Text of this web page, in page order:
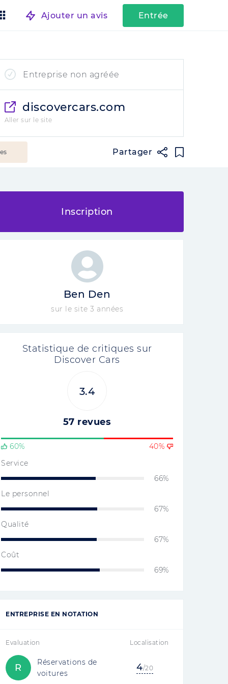
Ajouter un avis Entrée
Entreprise non agréée
discovercars.com
Aller sur le site
Partager
Inscription
Ben Den
sur le site 3 années
Statistique de critiques sur
Discover Cars
3.4
57 revues
60%
40%
Service
66%
Le personnel
67%
Qualité
67%
Coût
69%
ENTREPRISE EN NOTATION
Evaluation Localisation
R
Réservations de
voitures
4/20